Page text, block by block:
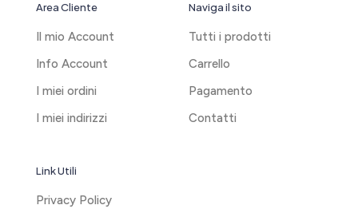
Area Cliente
Il mio Account
Info Account
I miei ordini
I miei indirizzi
Naviga il sito
Tutti i prodotti
Carrello
Pagamento
Contatti
Link Utili
Privacy Policy